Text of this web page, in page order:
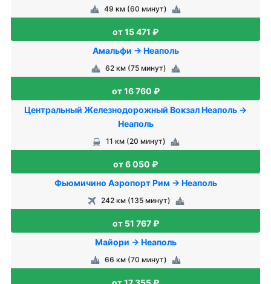
49 км (60 минут)
от 15 471 ₽
Амальфи → Неаполь
62 км (75 минут)
от 16 760 ₽
Центральный Железнодорожный Вокзал Неаполь →
Неаполь
11 км (20 минут)
от 6 050 ₽
Фьюмичино Аэропорт Рим → Неаполь
242 км (135 минут)
от 51 767 ₽
Майори → Неаполь
66 км (70 минут)